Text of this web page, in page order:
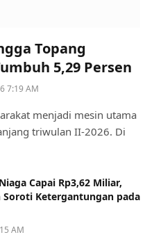
Topang
5,29 Persen
7:19 AM
menjadi mesin utama
triwulan II-2026. Di
Capai Rp3,62 Miliar,
Soroti Ketergantungan pada
AM